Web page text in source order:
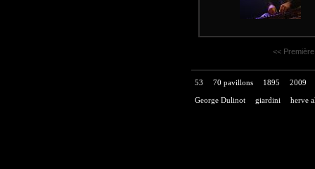
<<
53 70 pavillons 1895 2009
George Dulinot giardini herve